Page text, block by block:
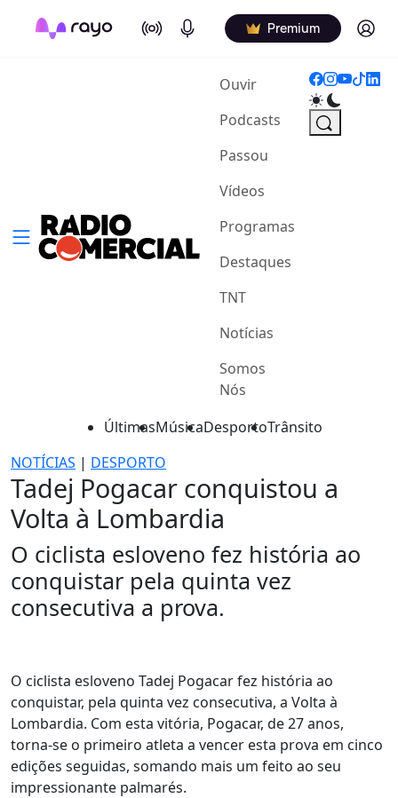
On Air Podcasts Premium Log in
Ouvir(current)
Podcasts
Passou
Vídeos
Programas
Destaques
TNT
Notícias
Somos
Nós
ÚltimasMúsicaDesportoTrânsito
NOTÍCIAS | DESPORTO
Tadej Pogacar conquistou a
Volta à Lombardia
O ciclista esloveno fez história ao
conquistar pela quinta vez
consecutiva a prova.
O ciclista esloveno Tadej Pogacar fez história ao
conquistar, pela quinta vez consecutiva, a Volta à
Lombardia. Com esta vitória, Pogacar, de 27 anos,
torna-se o primeiro atleta a vencer esta prova em cinco
edições seguidas, somando mais um feito ao seu
impressionante palmarés.